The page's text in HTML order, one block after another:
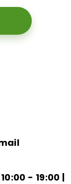
- 19:00 |